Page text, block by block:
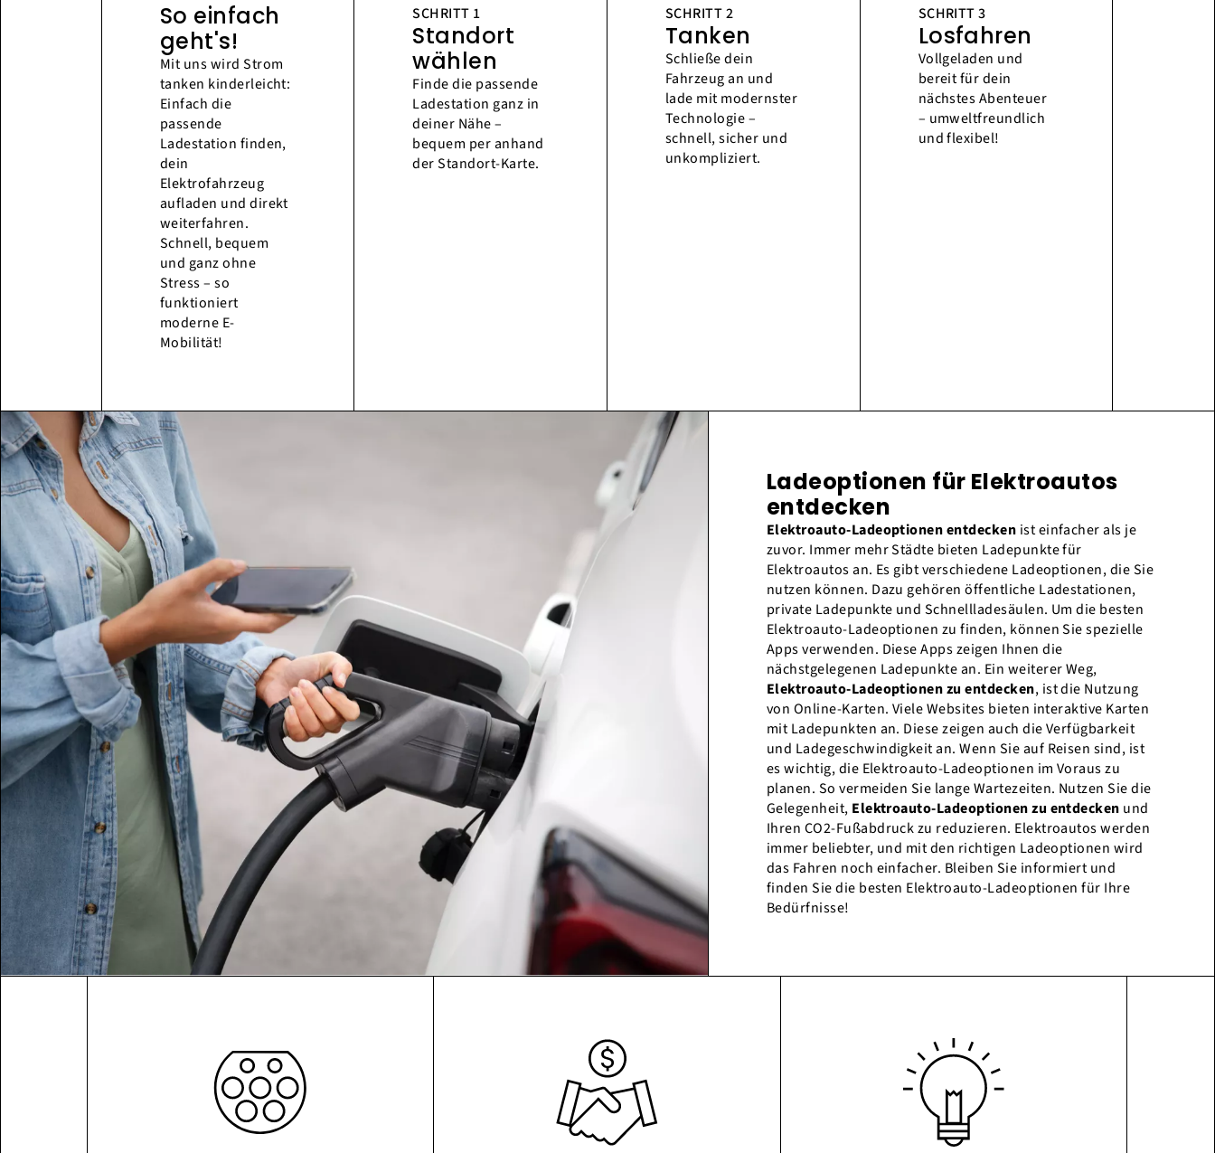
So einfach
geht's!
Mit uns wird Strom
tanken kinderleicht:
Einfach die
passende
Ladestation finden,
dein
Elektrofahrzeug
aufladen und direkt
weiterfahren.
Schnell, bequem
und ganz ohne
Stress – so
funktioniert
moderne E-
Mobilität!
SCHRITT 1
Standort
wählen
Finde die passende
Ladestation ganz in
deiner Nähe –
bequem per anhand
der Standort-Karte.
SCHRITT 2
Tanken
Schließe dein
Fahrzeug an und
lade mit modernster
Technologie –
schnell, sicher und
unkompliziert.
SCHRITT 3
Losfahren
Vollgeladen und
bereit für dein
nächstes Abenteuer
– umweltfreundlich
und flexibel!
Ladeoptionen für Elektroautos
entdecken
Elektroauto-Ladeoptionen entdecken ist einfacher als je
zuvor. Immer mehr Städte bieten Ladepunkte für
Elektroautos an. Es gibt verschiedene Ladeoptionen, die Sie
nutzen können. Dazu gehören öffentliche Ladestationen,
private Ladepunkte und Schnellladesäulen. Um die besten
Elektroauto-Ladeoptionen zu finden, können Sie spezielle
Apps verwenden. Diese Apps zeigen Ihnen die
nächstgelegenen Ladepunkte an. Ein weiterer Weg,
Elektroauto-Ladeoptionen zu entdecken, ist die Nutzung
von Online-Karten. Viele Websites bieten interaktive Karten
mit Ladepunkten an. Diese zeigen auch die Verfügbarkeit
und Ladegeschwindigkeit an. Wenn Sie auf Reisen sind, ist
es wichtig, die Elektroauto-Ladeoptionen im Voraus zu
planen. So vermeiden Sie lange Wartezeiten. Nutzen Sie die
Gelegenheit, Elektroauto-Ladeoptionen zu entdecken und
Ihren CO2-Fußabdruck zu reduzieren. Elektroautos werden
immer beliebter, und mit den richtigen Ladeoptionen wird
das Fahren noch einfacher. Bleiben Sie informiert und
finden Sie die besten Elektroauto-Ladeoptionen für Ihre
Bedürfnisse!